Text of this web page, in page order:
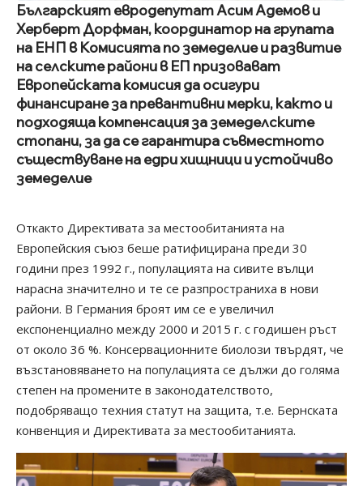
Българският евродепутат Асим Адемов и
Херберт Дорфман, координатор на групата
на ЕНП в Комисията по земеделие и развитие
на селските райони в ЕП призовават
Европейската комисия да осигури
финансиране за превантивни мерки, както и
подходяща компенсация за земеделските
стопани, за да се гарантира съвместното
съществуване на едри хищници и устойчиво
земеделие
Откакто Директивата за местообитанията на
Европейския съюз беше ратифицирана преди 30
години през 1992 г., популацията на сивите вълци
нарасна значително и те се разпространиха в нови
райони. В Германия броят им се е увеличил
експоненциално между 2000 и 2015 г. с годишен ръст
от около 36 %. Консервационните биолози твърдят, че
възстановяването на популацията се дължи до голяма
степен на промените в законодателството,
подобряващо техния статут на защита, т.е. Бернската
конвенция и Директивата за местообитанията.